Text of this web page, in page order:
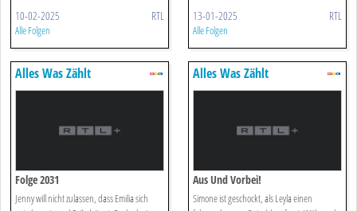
10-02-2025 RTL
Alle Folgen
13-01-2025 RTL
Alle Folgen
Alles Was Zählt
Folge 2031
Jenny will nicht zulassen, dass Emilia sich
Alles Was Zählt
Aus Und Vorbei!
Simone ist geschockt, als Leyla einen